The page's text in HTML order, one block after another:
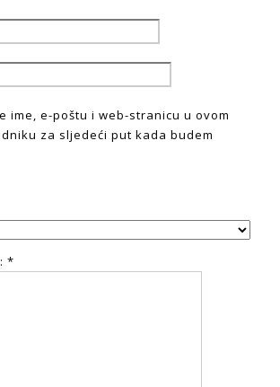
ime, e-poštu i web-stranicu u ovom
za sljedeći put kada budem
*